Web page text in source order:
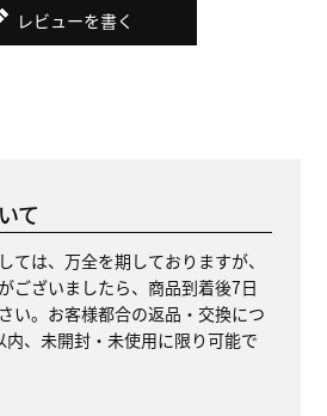
レビューを書く
て
ては、万全を期しておりますが、
ございましたら、商品到着後7日
い。お客様都合の返品・交換につ
内、未開封・未使用に限り可能で